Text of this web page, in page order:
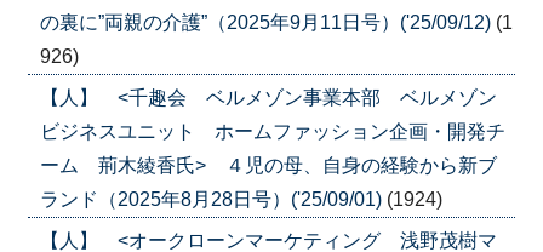
の裏に”両親の介護”（2025年9月11日号）('25/09/12) (1
926)
【人】 <千趣会 ベルメゾン事業本部 ベルメゾン
ビジネスユニット ホームファッション企画・開発チ
ーム 荊木綾香氏> ４児の母、自身の経験から新ブ
ランド（2025年8月28日号）('25/09/01) (1924)
【人】 <オークローンマーケティング 浅野茂樹マ